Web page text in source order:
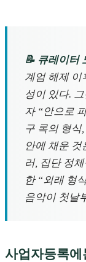
📝 큐레이터
계엄 해제 이
성이 있다.
자 “안으로
구 록의 형식
안에 채운
러, 집단 정
한 “외래 형
음악이 첫날
사업자등록에